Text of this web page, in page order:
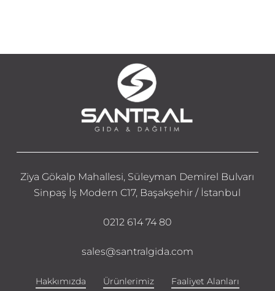
Ziya Gökalp Mahallesi, Süleyman Demirel Bulvarı
Sinpaş İş Modern C17, Başakşehir / İstanbul
0212 614 74 80
sales@santralgida.com
Hakkımızda Ürünlerimiz
Faaliyet Alanları